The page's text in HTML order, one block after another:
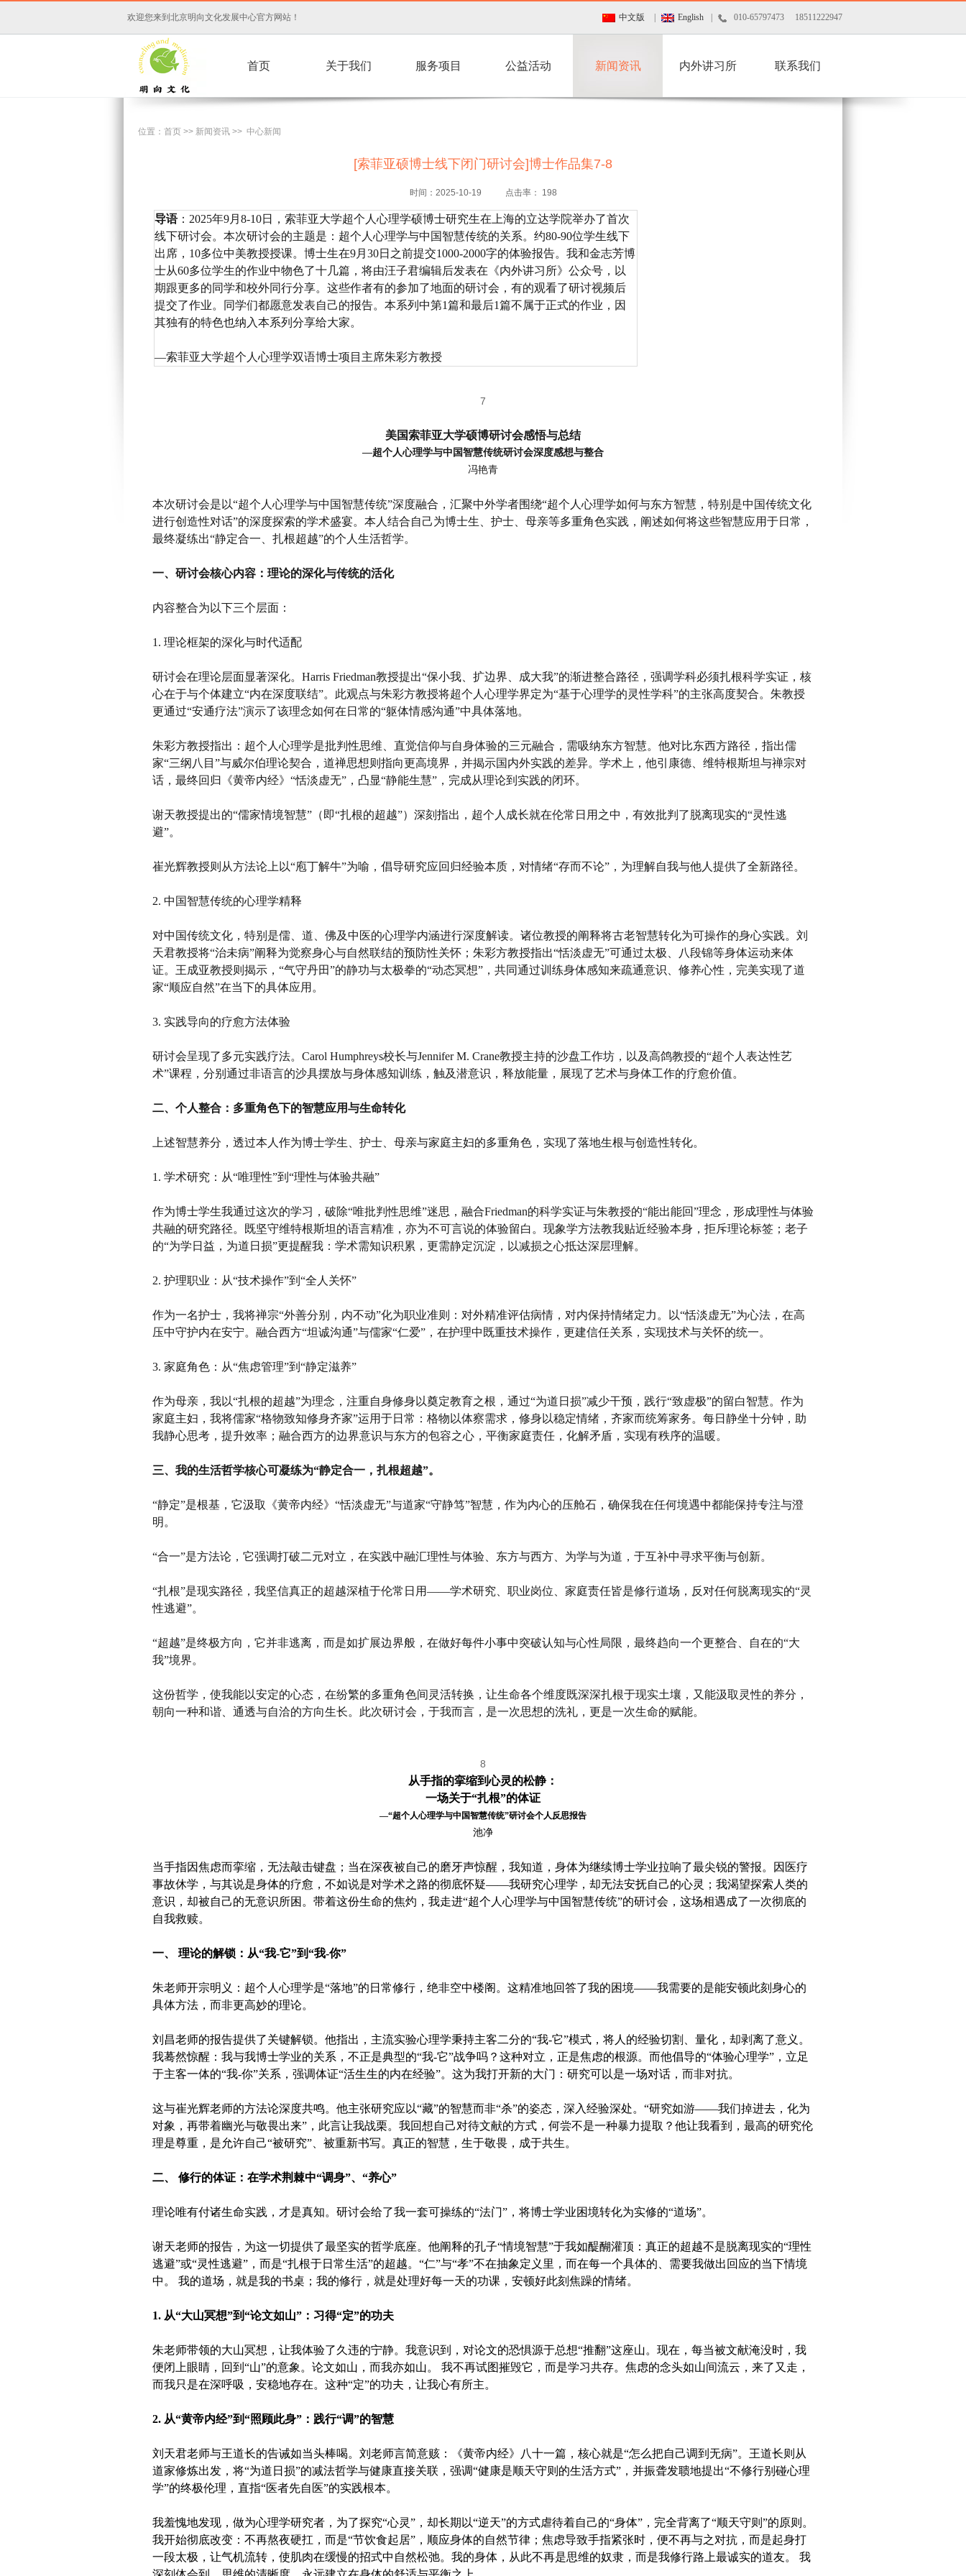
欢迎您来到北京明向文化发展中心官方网站！ 中文版 English 010-65797473 18511222947
首页 关于我们 服务项目 公益活动 新闻资讯 内外讲习所 联系我们
位置： 首页 >> 新闻资讯 >> 中心新闻
[索菲亚硕博士线下闭门研讨会]博士作品集7-8
时间：2025-10-19 点击率： 198
导语：2025年9月8-10日，索菲亚大学超个人心理学硕博士研究生在上海的立达学院举办了首次
线下研讨会。本次研讨会的主题是：超个人心理学与中国智慧传统的关系。约80-90位学生线下
出席，10多位中美教授授课。博士生在9月30日之前提交1000-2000字的体验报告。我和金志芳博
士从60多位学生的作业中物色了十几篇，将由汪子君编辑后发表在《内外讲习所》公众号，以
期跟更多的同学和校外同行分享。这些作者有的参加了地面的研讨会，有的观看了研讨视频后
提交了作业。同学们都愿意发表自己的报告。本系列中第1篇和最后1篇不属于正式的作业，因
其独有的特色也纳入本系列分享给大家。
—索菲亚大学超个人心理学双语博士项目主席朱彩方教授
7
美国索菲亚大学硕博研讨会感悟与总结
—超个人心理学与中国智慧传统研讨会深度感想与整合
冯艳青
本次研讨会是 以“超个人心理学与中国智慧传统”深度融合 ， 汇聚中外学者围绕“超个人心理学如何与东方智慧，特别是中国传统文化
进行创造性对话”的深度探索的学术盛宴。 本人结合自己为博士生 护士 、母亲等多重角色实践， 阐述如何将这些智慧应用于日常 ，
最终凝练出“静定合一、扎根超越”的个人生活哲学。
一、 研讨会核心内容：理论的深化与传统的活化
内容整合为以下三个层面：
1. 理论框架的深化与时代适配
研讨会在理论层面显著深化。 Harris Friedman教授提出“保小我、扩边界、成大我”的渐进整合路径，强调学科必须扎根科学实证，核
心在于与个体建立“内在深度联结”。此观点与朱彩方教授将超个人心理学界定为“基于心理学的灵性学科”的主张高度契合。朱教授
更通过“安通疗法”演示了该理念如何在日常的“躯体情感沟通”中具体落地。
朱彩方教授指出： 超个人心理学是批判性思维、直觉信仰与自身体验的三元融合，需吸纳东方智慧。他对比东西方路径，指出儒
家“三纲八目”与威尔伯理论契合，道禅思想则指向更高境界，并揭示国内外实践的差异。学术上，他引康德、维特根斯坦与禅宗对
话，最终回归《黄帝内经》“恬淡虚无”，凸显“静能生慧”，完成从理论到实践的闭环。
谢天教授提出的“儒家情境智慧”（即“扎根的超越”）深刻指出，超个人成长就在伦常日用之中，有效批判了脱离现实的“灵性逃
避”。
崔光辉教授则从方法论上以“庖丁解牛”为喻，倡导研究应回归经验本质，对情绪“存而不论”，为理解自我与他人提供了全新路径。
2. 中国智慧传统的心理学精释
对中国传统文化，特别是儒、道、佛及中医的心理学内涵进行深度解读。诸位教授的阐释将古老智慧转化为可操作的身心实践。刘
天君教授将“治未病”阐释为觉察身心与自然联结的预防性关怀；朱彩方教授指出“恬淡虚无”可通过太极、八段锦等身体运动来体
证。王成亚教授则揭示，“气守丹田”的静功与太极拳的“动态冥想”，共同通过训练身体感知来疏通意识、修养心性，完美实现了道
家“顺应自然”在当下的具体应用。
3. 实践导向的疗愈方法体验
研讨会呈现了多元实践疗法。 Carol Humphreys校长与Jennifer M. Crane教授主持的沙盘工作坊，以及高鸽教授的“超个人表达性艺
术”课程，分别通过非语言的沙具摆放与身体感知训练，触及潜意识，释放能量，展现了艺术与身体工作的疗愈价值。
二、 个人整合：多重角色下的智慧应用与生命转化
上述智慧养分，透过本人 作为博士学生、护士、母亲与家庭主妇的多重角色，实现了落地生根与创造性转化。
1. 学术研究：从“唯理性”到“理性与体验共融”
作为博士学生我通过这次的学习， 破除“唯批判性思维”迷思，融合Friedman的科学实证与朱教授的“能出能回”理念，形成理性与体验
共融的研究路径。既坚守维特根斯坦的语言精准，亦为不可言说的体验留白。现象学方法教我贴近经验本身，拒斥理论标签；老子
的“为学日益，为道日损”更提醒我：学术需知识积累，更需静定沉淀，以减损之心抵达深层理解。
2. 护理职业：从“技术操作”到“全人关怀”
作为一名护士，我将禅宗“外善分别，内不动”化为职业准则：对外精准评估病情，对内保持情绪定力。以“恬淡虚无”为心法，在高
压中守护内在安宁。融合西方“坦诚沟通”与儒家“仁爱”，在护理中既重技术操作，更建信任关系，实现技术与关怀的统一。
3. 家庭角色：从“焦虑管理”到“静定滋养”
作为母亲，我以“扎根的超越”为理念，注重自身修身以奠定教育之根，通过“为道日损”减少干预，践行“致虚极”的留白智慧。作为
家庭主妇，我将儒家“格物致知修身齐家”运用于日常：格物以体察需求，修身以稳定情绪，齐家而统筹家务。每日静坐十分钟，助
我静心思考，提升效率；融合西方的边界意识与东方的包容之心，平衡家庭责任，化解矛盾，实现有秩序的温暖。
三、 我的生活哲学核心可凝练为“静定合一，扎根超越”。
“静定”是根基，它汲取《黄帝内经》“恬淡虚无”与道家“守静笃”智慧，作为内心的压舱石，确保我在任何境遇中都能保持专注与澄
明。
“合一”是方法论，它强调打破二元对立，在实践中融汇理性与体验、东方与西方、为学与为道，于互补中寻求平衡与创新。
“扎根”是现实路径，我坚信真正的超越深植于伦常日用——学术研究、职业岗位、家庭责任皆是修行道场，反对任何脱离现实的“灵
性逃避”。
“超越”是终极方向，它并非逃离，而是如扩展边界般，在做好每件小事中突破认知与心性局限，最终趋向一个更整合、自在的“大
我”境界。
这份哲学，使我能以安定的心态，在纷繁的多重角色间灵活转换，让生命各个维度既深深扎根于现实土壤，又能汲取灵性的养分，
朝向一种和谐、通透与自洽的方向生长。此次研讨会，于我而言，是一次思想的洗礼，更是一次生命的赋能。
8
从手指的挛缩到心灵的松静：
一场关于“扎根”的体证
—“超个人心理学与中国智慧传统”研讨会个人反思报告
池净
当手指因焦虑而挛缩，无法敲击键盘；当在深夜被自己的磨牙声惊醒，我知道，身体为继续博士学业拉响了最尖锐的警报。因医疗
事故休学，与其说是身体的疗愈，不如说是对学术之路的彻底怀疑——我研究心理学，却无法安抚自己的心灵；我渴望探索人类的
意识，却被自己的无意识所困。带着这份生命的焦灼，我走进“超个人心理学与中国智慧传统”的研讨会，这场相遇成了一次彻底的
自我救赎。
一、 理论的解锁：从“我-它”到“我-你”
朱老师开宗明义：超个人心理学是“落地”的日常修行，绝非空中楼阁。这精准地回答了我的困境——我需要的是能安顿此刻身心的
具体方法，而非更高妙的理论。
刘昌老师的报告提供了关键解锁。他指出，主流实验心理学秉持主客二分的“我-它”模式，将人的经验切割、量化，却剥离了意义。
我蓦然惊醒：我与我博士学业的关系，不正是典型的“我-它”战争吗？这种对立，正是焦虑的根源。而他倡导的“体验心理学”，立足
于主客一体的“我-你”关系，强调体证“活生生的内在经验”。这为我打开新的大门：研究可以是一场对话，而非对抗。
这与崔光辉老师的方法论深度共鸣。他主张研究应以“藏”的智慧而非“杀”的姿态，深入经验深处。“研究如游——我们掉进去，化为
对象，再带着幽光与敬畏出来”，此言让我战栗。我回想自己对待文献的方式，何尝不是一种暴力提取？他让我看到，最高的研究伦
理是尊重，是允许自己“被研究”、被重新书写。真正的智慧，生于敬畏，成于共生。
二、 修行的体证：在学术荆棘中“调身”、“养心”
理论唯有付诸生命实践，才是真知。研讨会给了我一套可操练的“法门”，将博士学业困境转化为实修的“道场”。
谢天老师的报告，为这一切提供了最坚实的哲学底座。他阐释的孔子“情境智慧”于我如醍醐灌顶：真正的超越不是脱离现实的“理性
逃避”或“灵性逃避”，而是“扎根于日常生活”的超越。“仁”与“孝”不在抽象定义里，而在每一个具体的、需要我做出回应的当下情境
中。 我的道场，就是我的书桌；我的修行，就是处理好每一天的功课，安顿好此刻焦躁的情绪。
1. 从“大山冥想”到“论文如山”：习得“定”的功夫
朱老师带领的大山冥想，让我体验了久违的宁静。我意识到，对论文的恐惧源于总想“推翻”这座山。现在，每当被文献淹没时，我
便闭上眼睛，回到“山”的意象。论文如山，而我亦如山。 我不再试图摧毁它，而是学习共存。焦虑的念头如山间流云，来了又走，
而我只是在深呼吸，安稳地存在。这种“定”的功夫，让我心有所主。
2. 从“黄帝内经”到“照顾此身”：践行“调”的智慧
刘天君老师与王道长的告诫如当头棒喝。刘老师言简意赅：《黄帝内经》八十一篇，核心就是“怎么把自己调到无病”。王道长则从
道家修炼出发，将“为道日损”的减法哲学与健康直接关联，强调“健康是顺天守则的生活方式”，并振聋发聩地提出“不修行别碰心理
学”的终极伦理，直指“医者先自医”的实践根本。
我羞愧地发现，做为心理学研究者，为了探究“心灵”，却长期以“逆天”的方式虐待着自己的“身体”，完全背离了“顺天守则”的原则。
我开始彻底改变：不再熬夜硬扛，而是“节饮食起居”，顺应身体的自然节律；焦虑导致手指紧张时，便不再与之对抗，而是起身打
一段太极，让气机流转，使肌肉在缓慢的招式中自然松弛。我的身体，从此不再是思维的奴隶，而是我修行路上最诚实的道友。 我